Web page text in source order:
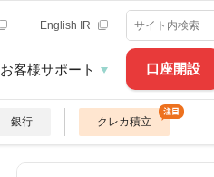
口座開設
English IR
お客様サポート
銀行 クレカ積立